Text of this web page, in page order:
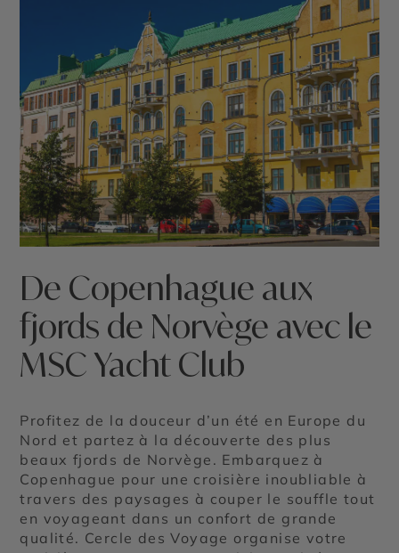
De Copenhague aux
fjords de Norvège avec le
MSC Yacht Club
Profitez de la douceur d’un été en Europe du
Nord et partez à la découverte des plus
beaux fjords de Norvège. Embarquez à
Copenhague pour une croisière inoubliable à
travers des paysages à couper le souffle tout
en voyageant dans un confort de grande
qualité. Cercle des Voyage organise votre